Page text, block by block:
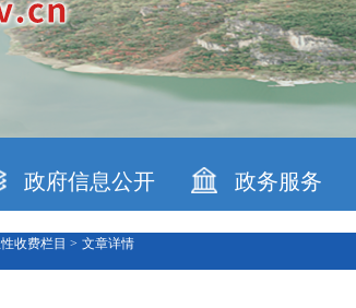
政府信息公开 政务服务
收费栏目 > 文章详情